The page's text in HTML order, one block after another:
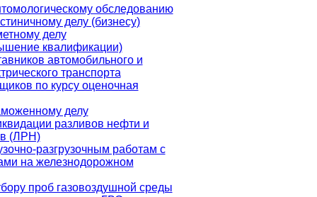
обследованию
делу (бизнесу)
делу
квалификации)
автомобильного и
транспорта
по курсу оценочная
делу
разливов нефти и
(ЛРН)
разгрузочным работам с
на железнодорожном
проб газовоздушной среды